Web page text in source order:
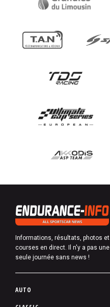
Informations, résultats, photos et
courses en direct. Il n'y a pas une
seule journée sans news !
P
AUTO